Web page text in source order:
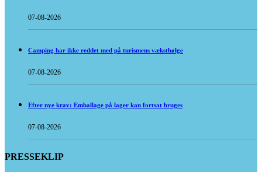
07-08-2026
Camping har ikke reddet med på turismens vækstbølge
07-08-2026
Efter nye krav: Emballage på lager kan fortsat bruges
07-08-2026
PRESSEKLIP